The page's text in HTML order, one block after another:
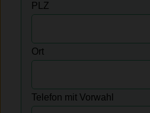
PLZ
Ort
Telefon mit Vorwahl